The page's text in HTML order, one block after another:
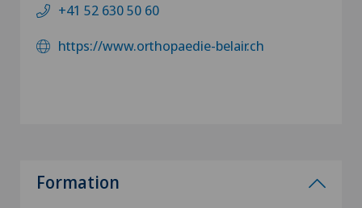
+41 52 630 50 60
https://www.orthopaedie-belair.ch
Formation